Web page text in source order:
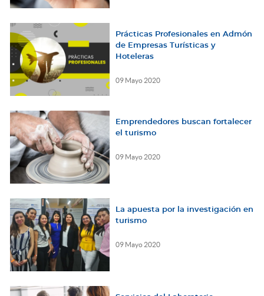
Prácticas Profesionales en Admón
de Empresas Turísticas y
Hoteleras
09 Mayo 2020
Emprendedores buscan fortalecer
el turismo
09 Mayo 2020
La apuesta por la investigación en
turismo
09 Mayo 2020